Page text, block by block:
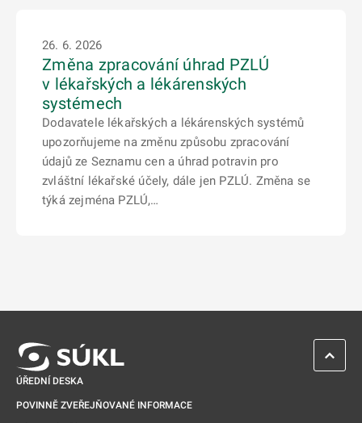
26. 6. 2026
Změna zpracování úhrad PZLÚ
v lékařských a lékárenských
systémech
Dodavatele lékařských a lékárenských systémů
upozorňujeme na změnu způsobu zpracování
údajů ze Seznamu cen a úhrad potravin pro
zvláštní lékařské účely, dále jen PZLÚ. Změna se
týká zejména PZLÚ,…
ÚŘEDNÍ DESKA
POVINNĚ ZVEŘEJŇOVANÉ INFORMACE
ZPĚT